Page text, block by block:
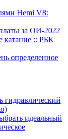
Hemi V8:
за ОИ-2022
катание :: РБК
определенное
гидравлический
идеальный